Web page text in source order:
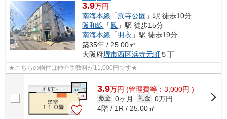
3.9万円
南海本線 「浜寺公園 」駅 徒歩10分
阪和線 「鳳 」駅 徒歩15分
南海本線 「羽衣 」駅 徒歩19分
築35年 / 25.00㎡
大阪府堺市西区浜寺元町５丁
★こちらの物件は仲介手数料が11,000円です★
3.9万円 (管理費等：3,000円 )
敷金 0ヶ月 礼金 0万円
4階 / 1R / 25.00㎡